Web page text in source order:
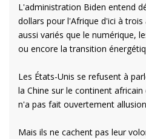
L'administration Biden entend
dollars pour l'Afrique d'ici à
aussi variés que le numérique,
ou encore la transition
Les États-Unis se refusent à
la Chine sur le continent
n'a pas fait ouvertement
Mais ils ne cachent pas leur